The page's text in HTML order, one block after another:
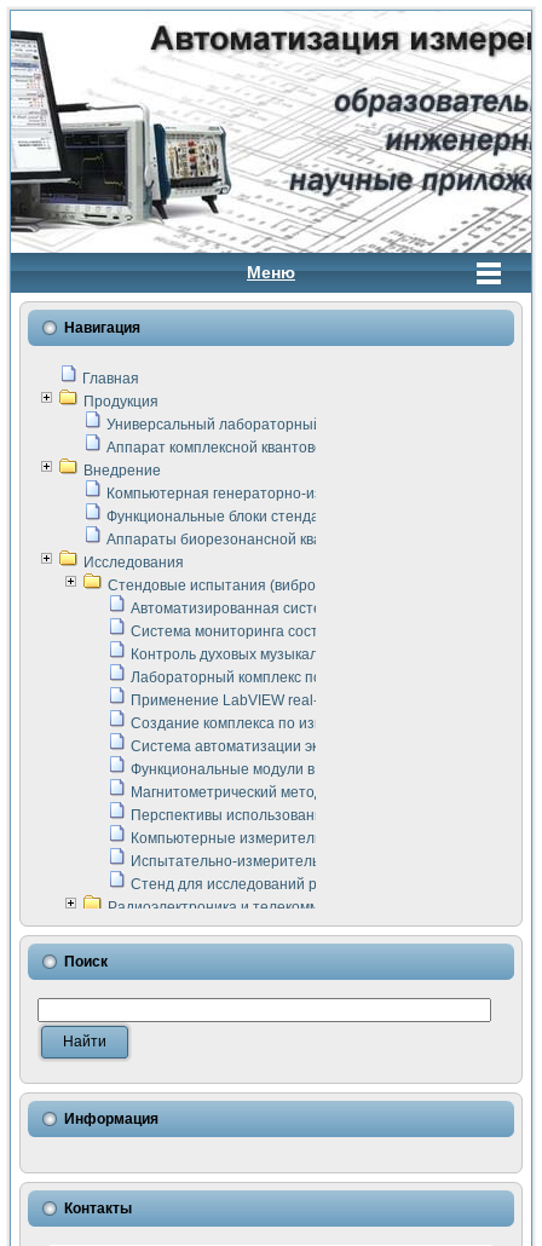
Меню
Навигация
Главная
Продукция
Универсальный лабораторный стенд "Сигнал-USB"
Аппарат комплексной квантовой терапии Интроскан
Внедрение
Компьютерная генераторно-измерительная система
Функциональные блоки стенда "Сигнал-USB"
Аппараты биорезонансной квантовой терапии серии СКАН
Исследования
Стендовые испытания (виброакустика, тензометрия и т.п.)
Автоматизированная система измерения параметров
Система мониторинга состояния тяговых
Контроль духовых музыкальных инструментов
Лабораторный комплекс по исследованию элементной
Применение LabVIEW real-time module для
Создание комплекса по измерению скорости подвижного
Система автоматизации экспериментальных
Функциональные модули в стандарте Nl SCXI для
Магнитометрический метод в дефектоскопии сварных
Перспективы использования машинного зрения в
Компьютерные измерительные системы для
Испытательно-измерительный комплекс аппаратуры для
Стенд для исследований рабочих процессов ДВС в
Радиоэлектроника и телекоммуникации
LabVIEW в расчетах радиолиний систем передачи данных
Аппаратно-программный комплекс для исследования
Виртуальный лабораторный стенд для исследования
Измерение шумовых параметров операционных
Измерительный преобразователь на основе цифровой
Использование NI LabVIEW для математического
Исследовние возможности создания измерителя ВАХ
Математическое моделирование генератора сигналов -
Применение осциллографического модуля с высоким
Симуляция отклика импульсного радиолокационного
Автоматизация формирования уравнений состояния для
Поиск
Информация
Контакты